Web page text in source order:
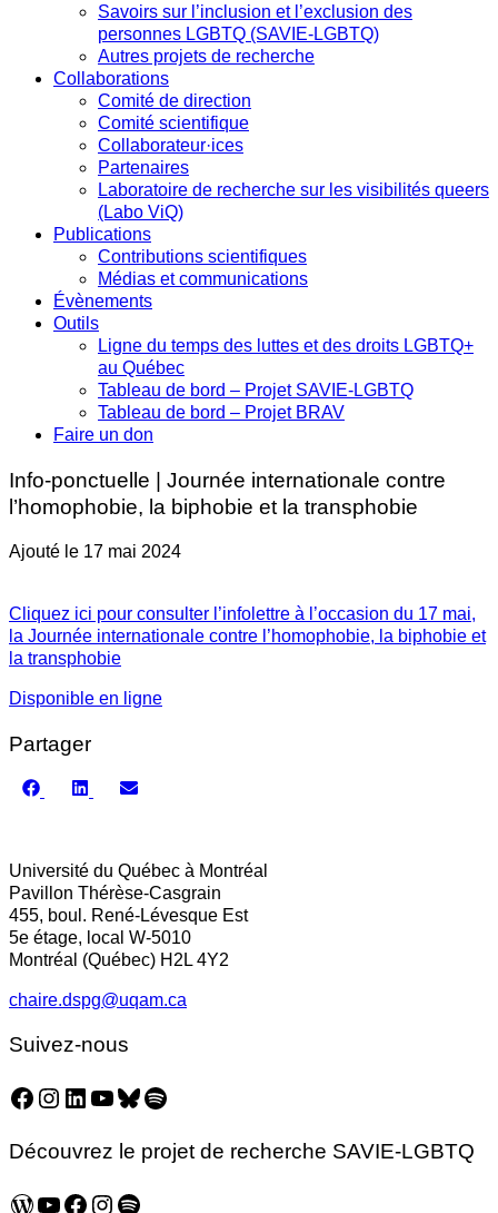
Savoirs sur l’inclusion et l’exclusion des
personnes LGBTQ (SAVIE-LGBTQ)
Autres projets de recherche
Collaborations
Comité de direction
Comité scientifique
Collaborateur·ices
Partenaires
Laboratoire de recherche sur les visibilités queers
(Labo ViQ)
Publications
Contributions scientifiques
Médias et communications
Évènements
Outils
Ligne du temps des luttes et des droits LGBTQ+
au Québec
Tableau de bord – Projet SAVIE-LGBTQ
Tableau de bord – Projet BRAV
Faire un don
Info-ponctuelle | Journée internationale contre
l’homophobie, la biphobie et la transphobie
Ajouté le 17 mai 2024
Cliquez ici pour consulter l’infolettre à l’occasion du 17 mai,
la Journée internationale contre l’homophobie, la biphobie et
la transphobie
Disponible en ligne
Partager
Share
ShareShare
Université du Québec à Montréal
Pavillon Thérèse-Casgrain
455, boul. René-Lévesque Est
5e étage, local W-5010
Montréal (Québec) H2L 4Y2
chaire.dspg@uqam.ca
Suivez-nous
Facebook
Instagram
LinkedIn
YouTube
Bluesky
Spotify
Découvrez le projet de recherche SAVIE-LGBTQ
WordPress
YouTube
Facebook
Instagram
Spotify